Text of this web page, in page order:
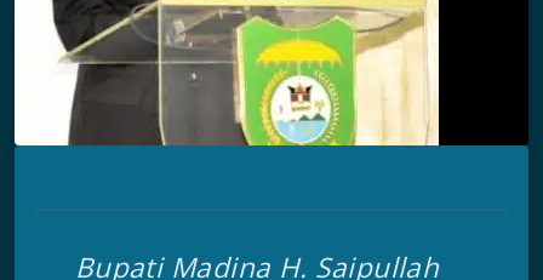
Bupati Madina H. Saipullah